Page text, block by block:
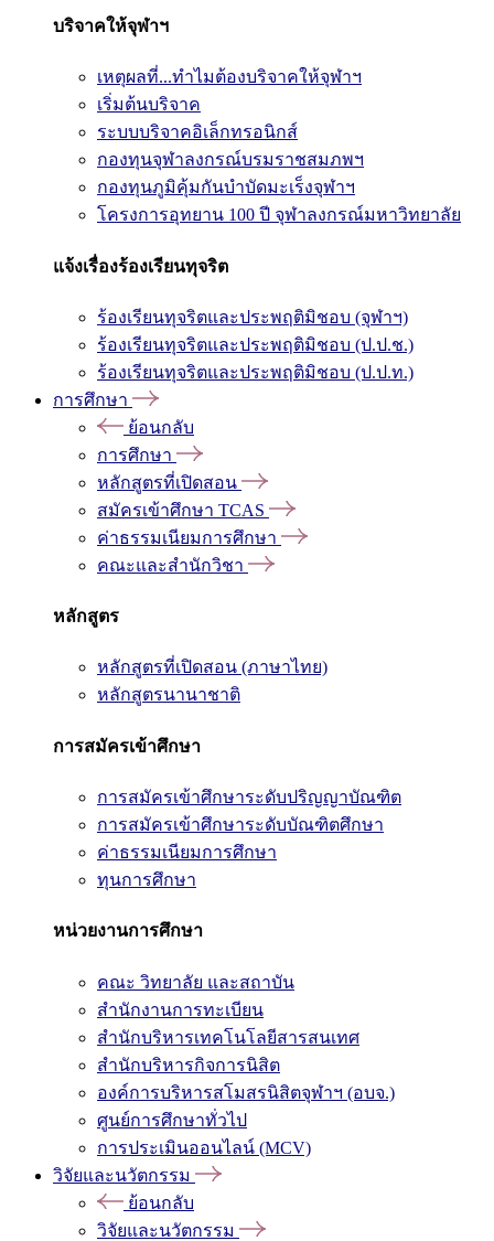
บริจาคให้จุฬาฯ
เหตุผลที่...ทำไมต้องบริจาคให้จุฬาฯ
เริ่มต้นบริจาค
ระบบบริจาคอิเล็กทรอนิกส์
กองทุนจุฬาลงกรณ์บรมราชสมภพฯ
กองทุนภูมิคุ้มกันบำบัดมะเร็งจุฬาฯ
โครงการอุทยาน 100 ปี จุฬาลงกรณ์มหาวิทยาลัย
แจ้งเรื่องร้องเรียนทุจริต
ร้องเรียนทุจริตและประพฤติมิชอบ (จุฬาฯ)
ร้องเรียนทุจริตและประพฤติมิชอบ (ป.ป.ช.)
ร้องเรียนทุจริตและประพฤติมิชอบ (ป.ป.ท.)
การศึกษา
ย้อนกลับ
การศึกษา
หลักสูตรที่เปิดสอน
สมัครเข้าศึกษา TCAS
ค่าธรรมเนียมการศึกษา
คณะและสำนักวิชา
หลักสูตร
หลักสูตรที่เปิดสอน (ภาษาไทย)
หลักสูตรนานาชาติ
การสมัครเข้าศึกษา
การสมัครเข้าศึกษาระดับปริญญาบัณฑิต
การสมัครเข้าศึกษาระดับบัณฑิตศึกษา
ค่าธรรมเนียมการศึกษา
ทุนการศึกษา
หน่วยงานการศึกษา
คณะ วิทยาลัย และสถาบัน
สำนักงานการทะเบียน
สำนักบริหารเทคโนโลยีสารสนเทศ
สำนักบริหารกิจการนิสิต
องค์การบริหารสโมสรนิสิตจุฬาฯ (อบจ.)
ศูนย์การศึกษาทั่วไป
การประเมินออนไลน์ (MCV)
วิจัยและนวัตกรรม
ย้อนกลับ
วิจัยและนวัตกรรม